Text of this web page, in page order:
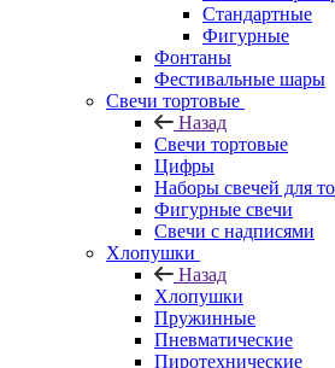
Стандартные
Фигурные
Фонтаны
Фестивальные шары
Свечи тортовые
Назад
Свечи тортовые
Цифры
Наборы свечей для
Фигурные свечи
Свечи с надписями
Хлопушки
Назад
Хлопушки
Пружинные
Пневматические
Пиротехнические